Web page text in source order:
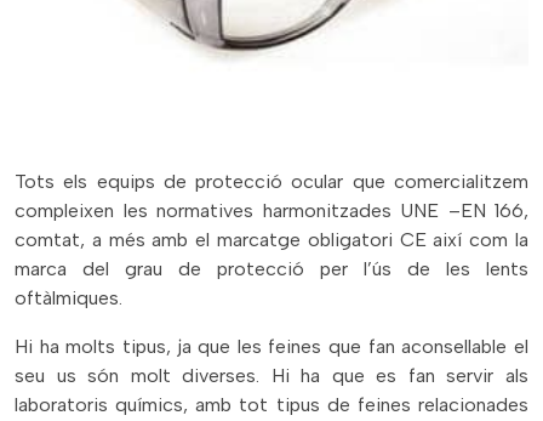
Tots els equips de protecció ocular que comercialitzem
compleixen les normatives harmonitzades UNE –EN 166,
comtat, a més amb el marcatge obligatori CE així com la
marca del grau de protecció per l’ús de les lents
oftàlmiques.
Hi ha molts tipus, ja que les feines que fan aconsellable el
seu us són molt diverses. Hi ha que es fan servir als
laboratoris químics, amb tot tipus de feines relacionades